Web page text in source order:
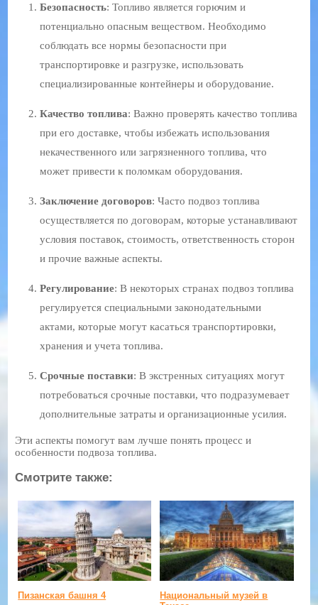
Безопасность: Топливо является горючим и
потенциально опасным веществом. Необходимо
соблюдать все нормы безопасности при
транспортировке и разгрузке, использовать
специализированные контейнеры и оборудование.
Качество топлива: Важно проверять качество топлива
при его доставке, чтобы избежать использования
некачественного или загрязненного топлива, что
может привести к поломкам оборудования.
Заключение договоров: Часто подвоз топлива
осуществляется по договорам, которые устанавливают
условия поставок, стоимость, ответственность сторон
и прочие важные аспекты.
Регулирование: В некоторых странах подвоз топлива
регулируется специальными законодательными
актами, которые могут касаться транспортировки,
хранения и учета топлива.
Срочные поставки: В экстренных ситуациях могут
потребоваться срочные поставки, что подразумевает
дополнительные затраты и организационные усилия.
Эти аспекты помогут вам лучше понять процесс и
особенности подвоза топлива.
Смотрите также:
Пизанская башня 4
Национальный музей в